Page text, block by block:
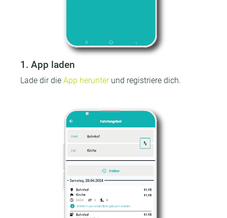
1. App laden
Lade dir die App herunterund registriere dich.